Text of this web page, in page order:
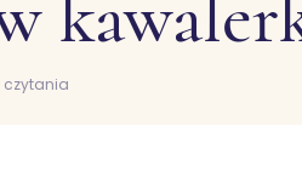
czytania